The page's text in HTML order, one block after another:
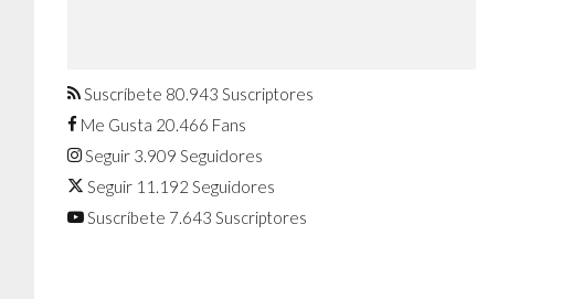
agosto
Suscríbete 80.943 Suscriptores
Me Gusta 20.466 Fans
Seguir 3.909 Seguidores
Seguir 11.192 Seguidores
Suscríbete 7.643 Suscriptores